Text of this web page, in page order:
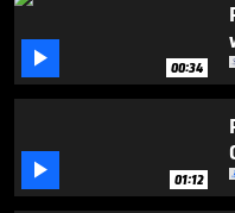
 00:34
 01:12